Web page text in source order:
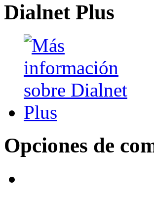
Dialnet Plus
Opciones de